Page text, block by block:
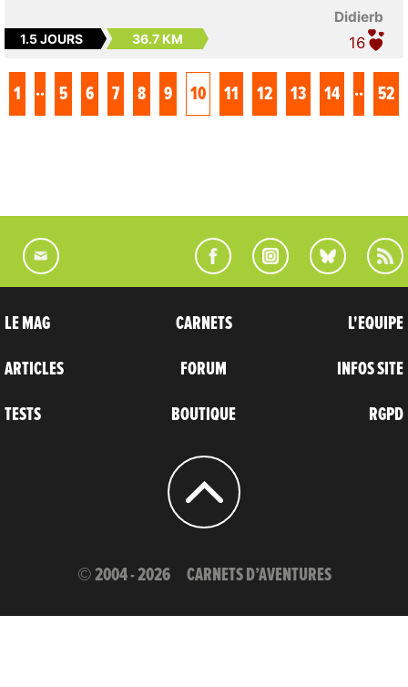
Didierb
1.5 JOURS 36.7 KM 16
1 .. 5 6 7 8 9 10 11 12 13 14 .. 52
LE MAG
ARTICLES
TESTS
CARNETS
FORUM
BOUTIQUE
L'EQUIPE
INFOS SITE
RGPD
© 2004 - 2026 CARNETS D’AVENTURES